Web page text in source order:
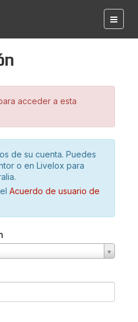
acceder a esta
de su cuenta. Puedes
o en Livelox para
Acuerdo de usuario de